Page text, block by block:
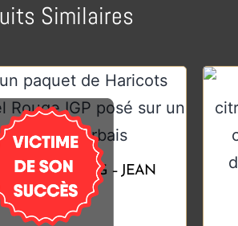
Similaires
TARBAIS IGP 1KG – JEAN
LAFFONTA